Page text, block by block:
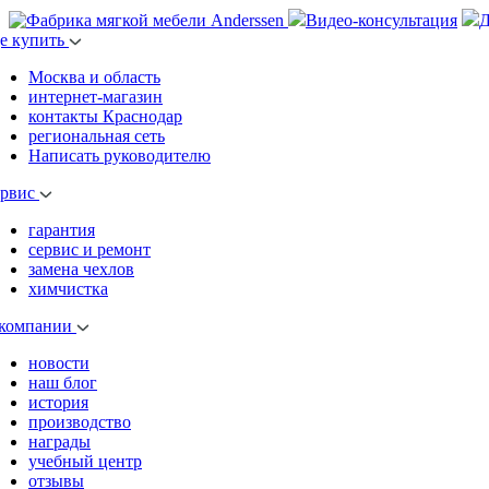
Видео-консультация
купить
Москва и область
интернет-магазин
контакты Краснодар
региональная сеть
Написать руководителю
гарантия
сервис и ремонт
замена чехлов
химчистка
новости
наш блог
история
производство
награды
учебный центр
отзывы